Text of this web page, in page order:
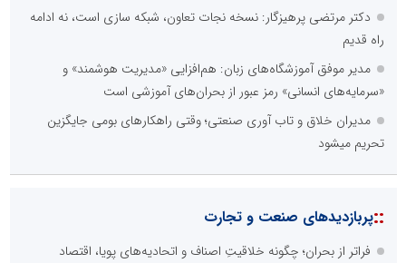
دکتر مرتضی پرهیزگار: نسخه نجات تعاون، شبکه سازی است، نه ادامه
راه قدیم
مدیر موفق آموزشگاه‌های زبان: هم‌افزایی «مدیریت هوشمند» و
«سرمایه‌های انسانی» رمز عبور از بحران‌های آموزشی است
مدیران خلاق و تاب آوری صنعتی؛ وقتی راهکارهای بومی جایگزین
تحریم میشود
::پربازدیدهای صنعت و تجارت
فراتر از بحران؛ چگونه خلاقیتِ اصناف و اتحادیه‌های پویا، اقتصاد